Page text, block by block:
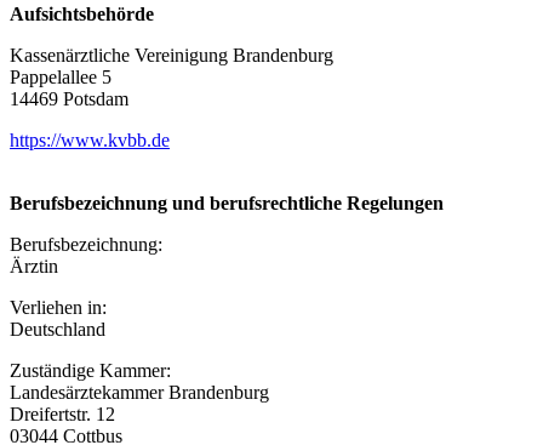
Auf­sichts­be­hör­de
Kas­sen­ärzt­li­che Ver­ei­ni­gung Bran­den­burg
Pap­pel­al­lee 5
14469 Pots­dam
https://​www​.kvbb​.de
Berufs­be­zeich­nung und berufs­recht­li­che Regelungen
Berufs­be­zeich­nung:
Ärz­tin
Ver­lie­hen in:
Deutsch­land
Zustän­di­ge Kam­mer:
Lan­des­ärz­te­kam­mer Bran­den­burg
Drei­fert­str. 12
03044 Cott­bus